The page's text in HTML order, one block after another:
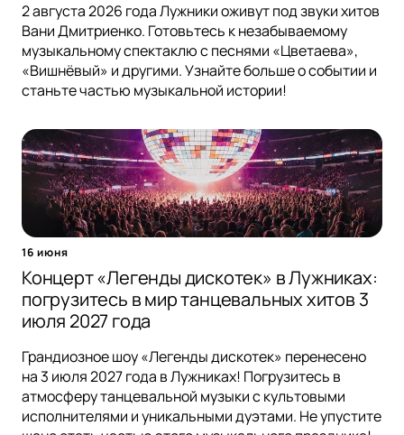
2 августа 2026 года Лужники оживут под звуки хитов
Вани Дмитриенко. Готовьтесь к незабываемому
музыкальному спектаклю с песнями «Цветаева»,
«Вишнёвый» и другими. Узнайте больше о событии и
станьте частью музыкальной истории!
16 июня
Концерт «Легенды дискотек» в Лужниках:
погрузитесь в мир танцевальных хитов 3
июля 2027 года
Грандиозное шоу «Легенды дискотек» перенесено
на 3 июля 2027 года в Лужниках! Погрузитесь в
атмосферу танцевальной музыки с культовыми
исполнителями и уникальными дуэтами. Не упустите